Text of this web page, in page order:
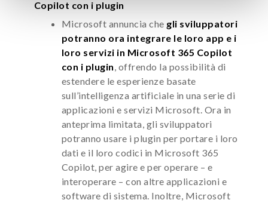
Copilot con i plugin
Microsoft annuncia che gli sviluppatori
potranno ora integrare le loro app e i
loro servizi in Microsoft 365 Copilot
con i plugin , offrendo la possibilità di
estendere le esperienze basate
sull’intelligenza artificiale in una serie di
applicazioni e servizi Microsoft. Ora in
anteprima limitata, gli sviluppatori
potranno usare i plugin per portare i loro
dati e il loro codici in Microsoft 365
Copilot, per agire e per operare – e
interoperare – con altre applicazioni e
software di sistema. Inoltre, Microsoft